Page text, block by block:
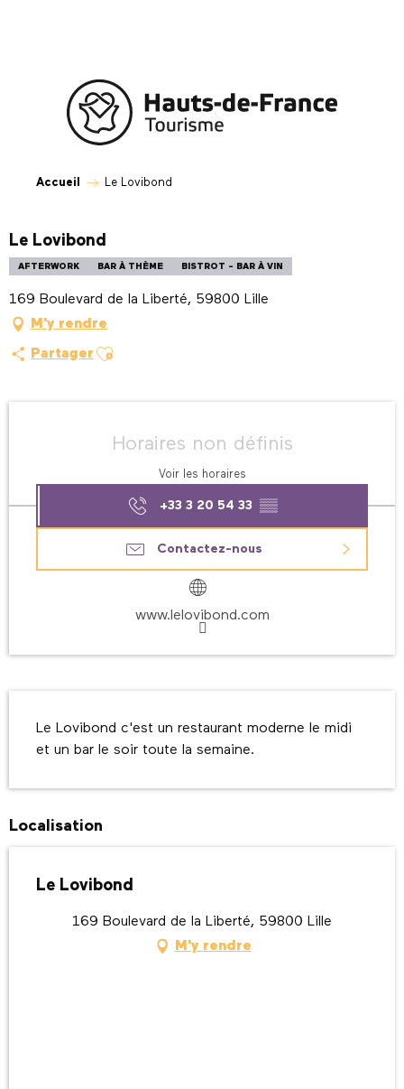
Accueil Le Lovibond
Le Lovibond
AFTERWORK BAR À THÈME BISTROT - BAR À VIN
169 Boulevard de la Liberté, 59800 Lille
M'y rendre
Partager Ajouter aux favoris
Horaires non définis
Voir les horaires
+33 3 20 54 33 ▒▒
Contactez-nous
www.lelovibond.com
Le Lovibond c'est un restaurant moderne le midi
et un bar le soir toute la semaine.
Localisation
Le Lovibond
169 Boulevard de la Liberté, 59800 Lille
M'y rendre